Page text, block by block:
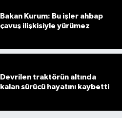
Bakan Kurum: Bu işler ahbap
çavuş ilişkisiyle yürümez
Devrilen traktörün altında
kalan sürücü hayatını kaybetti